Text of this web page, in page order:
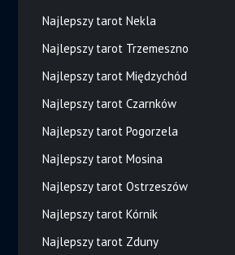
Najlepszy tarot Nekla
Najlepszy tarot Trzemeszno
Najlepszy tarot Międzychód
Najlepszy tarot Czarnków
Najlepszy tarot Pogorzela
Najlepszy tarot Mosina
Najlepszy tarot Ostrzeszów
Najlepszy tarot Kórnik
Najlepszy tarot Zduny